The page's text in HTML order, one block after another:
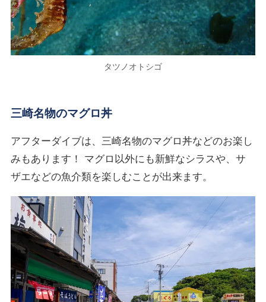
タツノオトシゴ
三崎名物のマグロ丼
アフターダイブは、三崎名物のマグロ丼などのお楽し
みもあります！ マグロ以外にも新鮮なシラスや、サ
ザエなどの魚介類を楽しむことが出来ます。